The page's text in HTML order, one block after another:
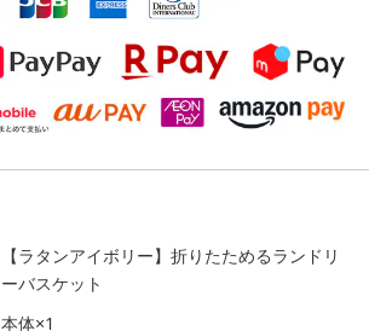
【ラタンアイボリー】折りたためるランドリ
ーバスケット
本体×1